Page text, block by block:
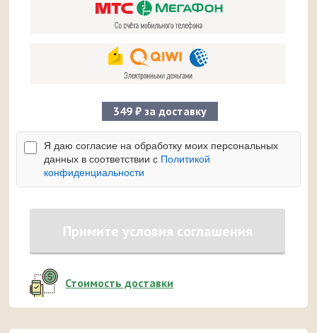
349 ₽ за доставку
Я даю согласие на обработку моих персональных
данных в соответствии с Политикой
конфиденциальности
Примите условия соглашения
Стоимость доставки